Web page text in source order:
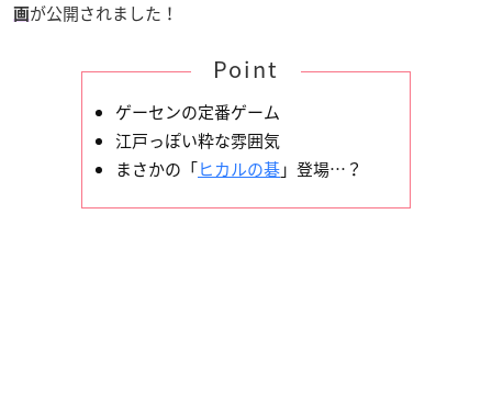
画が公開されました！
Point
ゲーセンの定番ゲーム
江戸っぽい粋な雰囲気
まさかの「ヒカルの碁」登場…？